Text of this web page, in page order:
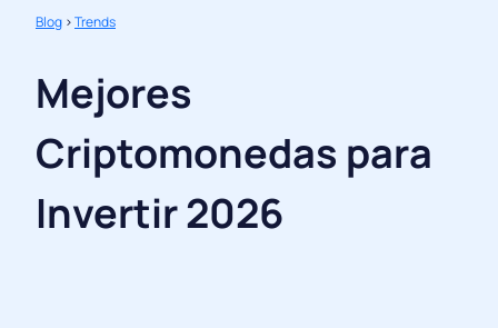
Blog >Trends
Mejores
Criptomonedas para
Invertir 2026